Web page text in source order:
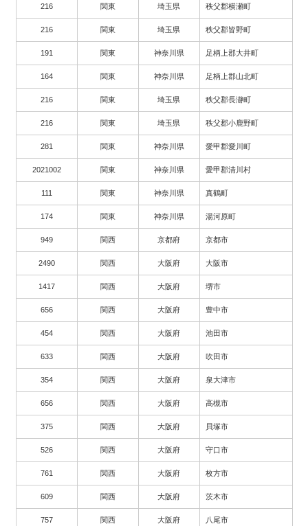
216 関東 埼玉県 秩父郡横瀬町
216 関東 埼玉県 秩父郡皆野町
191 関東 神奈川県 足柄上郡大井町
164 関東 神奈川県 足柄上郡山北町
216 関東 埼玉県 秩父郡長瀞町
216 関東 埼玉県 秩父郡小鹿野町
281 関東 神奈川県 愛甲郡愛川町
2021002 関東 神奈川県 愛甲郡清川村
111 関東 神奈川県 真鶴町
174 関東 神奈川県 湯河原町
949 関西 京都府 京都市
2490 関西 大阪府 大阪市
1417 関西 大阪府 堺市
656 関西 大阪府 豊中市
454 関西 大阪府 池田市
633 関西 大阪府 吹田市
354 関西 大阪府 泉大津市
656 関西 大阪府 高槻市
375 関西 大阪府 貝塚市
526 関西 大阪府 守口市
761 関西 大阪府 枚方市
609 関西 大阪府 茨木市
757 関西 大阪府 八尾市